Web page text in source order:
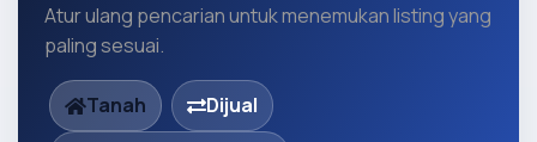
Atur ulang pencarian untuk menemukan listing yang
paling sesuai.
Tanah
Dijual